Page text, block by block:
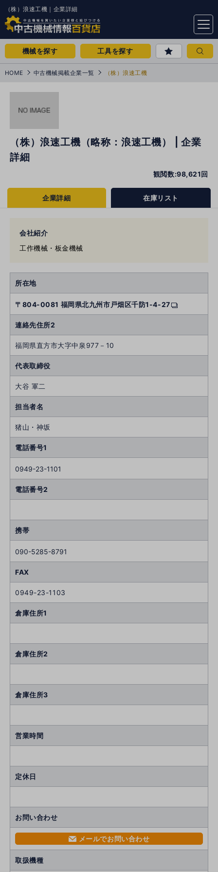
（株）浪速工機｜企業詳細
menu
機械を探す 工具を探す
HOME 中古機械掲載企業一覧 （株）浪速工機
（株）浪速工機（略称：浪速工機） | 企業
詳細
観閲数:98,621回
企業詳細 在庫リスト
会社紹介
工作機械・板金機械
所在地
〒804-0081 福岡県北九州市戸畑区千防1-4-27
連絡先住所2
福岡県直方市大字中泉977－10
代表取締役
大谷 軍二
担当者名
猪山・神坂
電話番号1
0949-23-1101
電話番号2
携帯
090-5285-8791
FAX
0949-23-1103
倉庫住所1
倉庫住所2
倉庫住所3
営業時間
定休日
お問い合わせ
mail メールでお問い合わせ
取扱機種